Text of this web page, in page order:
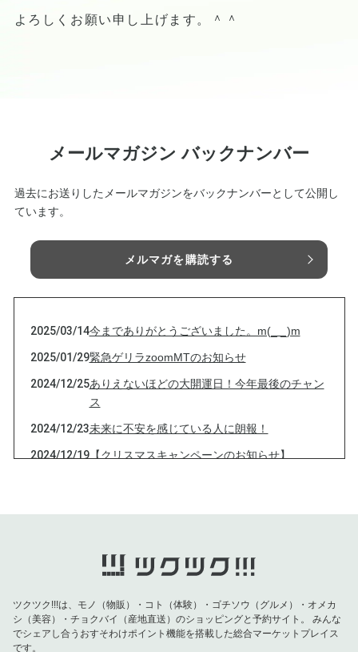
よろしくお願い申し上げます。＾＾
メールマガジン バックナンバー
過去にお送りしたメールマガジンをバックナンバーとして公開し
ています。
メルマガを購読する
2025/03/14今までありがとうございました。m(_ _)m
2025/01/29緊急ゲリラzoomMTのお知らせ
2024/12/25ありえないほどの大開運日！今年最後のチャン
ス
2024/12/23未来に不安を感じている人に朗報！
2024/12/19【クリスマスキャンペーンのお知らせ】
【満月無料相談会・無料開運セッション（ショ
ートバージョン）zoomIDのおしらせ】
2024/11/14【お知らせ】16日土曜 満月無料なんでも相談
会・天賦の才開セッション（ショートバージョ
ン）
ツクツク!!!は、モノ（物販）・コト（体験）・ゴチソウ（グルメ）・オメカ
シ（美容）・チョクバイ（産地直送）のショッピングと予約サイト。
みんな
でシェアし合うおすそわけポイント機能を搭載した総合マーケットプレイス
です。